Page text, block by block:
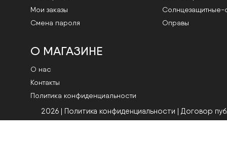
Мои заказы
Смена пароля
Cолнцезащитные-
Оправы
О МАГАЗИНЕ
О нас
Контакты
Политика конфиденциальности
2026 | Политика конфиденциальности | Договор